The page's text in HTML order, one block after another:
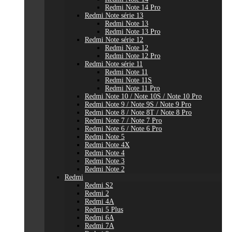
Redmi Note 14 Pro
Redmi Note série 13
Redmi Note 13
Redmi Note 13 Pro
Redmi Note série 12
Redmi Note 12
Redmi Note 12 Pro
Redmi Note série 11
Redmi Note 11
Redmi Note 11S
Redmi Note 11 Pro
Redmi Note 10 / Note 10S / Note 10 Pro
Redmi Note 9 / Note 9S / Note 9 Pro
Redmi Note 8 / Note 8T / Note 8 Pro
Redmi Note 7 / Note 7 Pro
Redmi Note 6 / Note 6 Pro
Redmi Note 5
Redmi Note 4X
Redmi Note 4
Redmi Note 3
Redmi Note 2
Redmi
Redmi S2
Redmi 2
Redmi 4A
Redmi 5 Plus
Redmi 6A
Redmi 7A